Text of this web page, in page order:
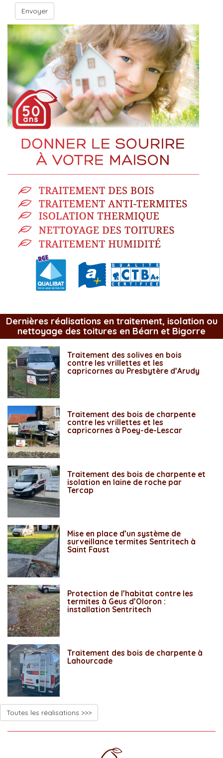
Dernières réalisations en traitement, isolation ou
nettoyage des toitures en Béarn et Bigorre
Traitement des solives en bois
contre les vrillettes et les
capricornes au Presbytère d’Arudy
Traitement des bois de charpente
contre les vrillettes et les
capricornes à Poey-de-Lescar
Traitement des bois de charpente et
isolation en laine de roche par
Tercap
Mise en place d’un système de
surveillance termites Sentritech à
Saint Faust
Protection de l’habitat contre les
termites à Geus d’Oloron :
installation Sentritech
Traitement des bois de charpente à
Lahourcade
Toutes les réalisations >>>